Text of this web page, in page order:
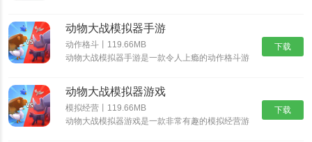
的动物，不断地解锁更多的趣味玩法，喜欢的玩家可
以来试试。
下载
动物大战模拟器手游
动作格斗丨119.66MB
动物大战模拟器手游是一款令人上瘾的动作格斗游
游戏中有各种各样可爱的动物角色，总的来说，动物
大战模拟器手游是一款非常刺激和有趣的游戏，对于
喜欢动物大战模拟器手游的玩家，是一个绝对不能错
下载
动物大战模拟器游戏
模拟经营丨119.66MB
动物大战模拟器游戏是一款非常有趣的模拟经营游